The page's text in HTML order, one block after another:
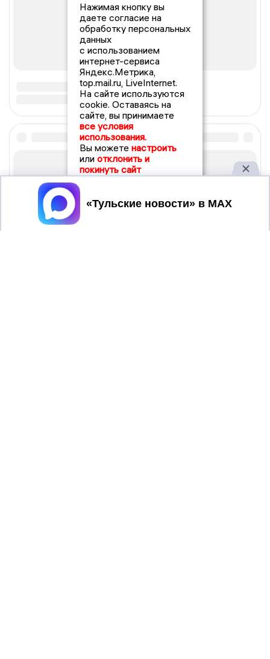
Нажимая кнопку вы
даете согласие на
обработку персональных
данных
с использованием
интернет-сервиса
Яндекс.Метрика,
top.mail.ru, LiveInternet.
На сайте используются
cookie. Оставаясь на
сайте, вы принимаете
все условия
использования.
Вы можете настроить
или отклонить и
покинуть сайт
Принять